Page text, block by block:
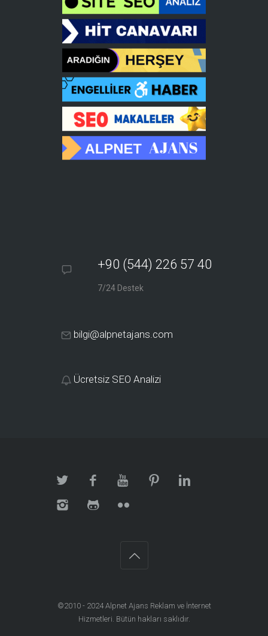
+90 (544) 226 57 40
7/24 Destek
bilgi@alpnetajans.com
Ücretsiz SEO Analizi
©2010 - 2024Alpnet Ajans Reklam ve İnternet
Hizmetleri. Bütün hakları saklıdır.